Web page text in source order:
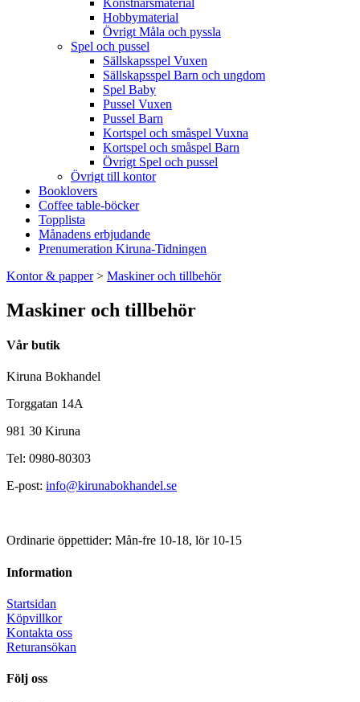
Konstnärsmaterial
Hobbymaterial
Övrigt Måla och pyssla
Spel och pussel
Sällskapsspel Vuxen
Sällskapsspel Barn och ungdom
Spel Baby
Pussel Vuxen
Pussel Barn
Kortspel och småspel Vuxna
Kortspel och småspel Barn
Övrigt Spel och pussel
Övrigt till kontor
Booklovers
Coffee table-böcker
Topplista
Månadens erbjudande
Prenumeration Kiruna-Tidningen
Kontor & papper> Maskiner och tillbehör
Maskiner och tillbehör
Vår butik
Kiruna Bokhandel
Torggatan 14A
981 30 Kiruna
Tel: 0980-80303
E-post: info@kirunabokhandel.se
Ordinarie öppettider: Mån-fre 10-18, lör 10-15
Information
Startsidan
Köpvillkor
Kontakta oss
Returansökan
Följ oss